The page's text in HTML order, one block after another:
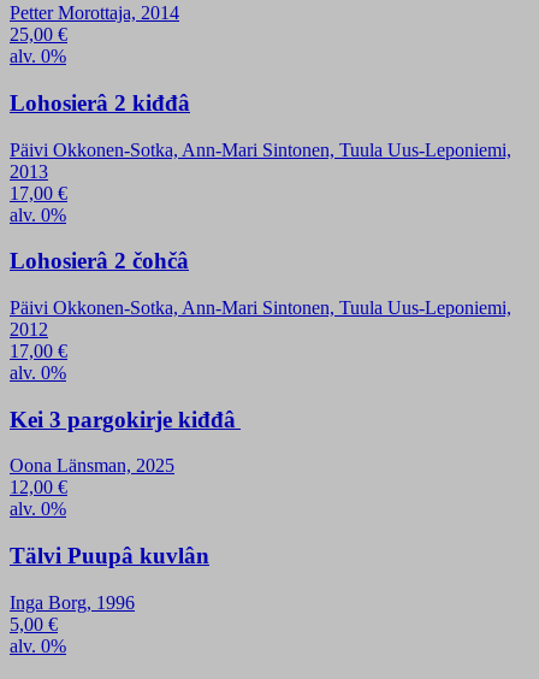
Petter Morottaja, 2014
25,00 €
alv. 0%
Lohosierâ 2 kiđđâ
Päivi Okkonen-Sotka, Ann-Mari Sintonen, Tuula Uus-Leponiemi,
2013
17,00 €
alv. 0%
Lohosierâ 2 čohčâ
Päivi Okkonen-Sotka, Ann-Mari Sintonen, Tuula Uus-Leponiemi,
2012
17,00 €
alv. 0%
Kei 3 pargokirje kiđđâ
Oona Länsman, 2025
12,00 €
alv. 0%
Tälvi Puupâ kuvlân
Inga Borg, 1996
5,00 €
alv. 0%